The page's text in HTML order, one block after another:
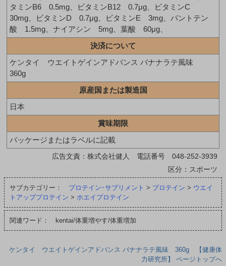
タミンB6 0.5mg、ビタミンB12 0.7μg、ビタミンC
30mg、ビタミンD 0.7μg、ビタミンE 3mg、パントテン
酸 1.5mg、ナイアシン 5mg、葉酸 60μg、
決済について
ケンタイ ウエイトゲインアドバンス バナナラテ風味
360g
原産国または製造国
日本
賞味期限
パッケージまたはラベルに記載
広告文責：株式会社健人 電話番号 048-252-3939
区分：スポーツ
サブカテゴリー： プロテイン･サプリメント > プロテイン > ウエイ
トアッププロテイン > ホエイプロテイン
関連ワード： kentai/体重増やす/体重増加
ケンタイ ウエイトゲインアドバンス バナナラテ風味 360g 【健康体
力研究所】 ページトップへ